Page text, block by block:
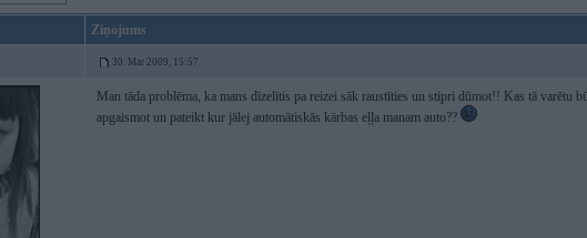
Ziņojums
30. Mar 2009, 15:57
Man tāda problēma, ka mans dīzelītis pa reizei sāk raustīties un stipri dūmot!! Kas tā varētu
apgaismot un pateikt kur jālej automātiskās kārbas eļļa manam auto??